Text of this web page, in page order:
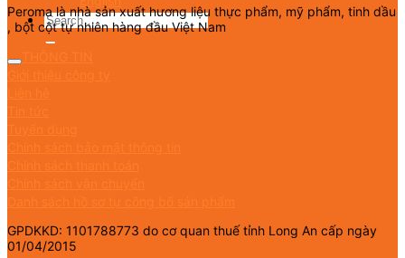
Peroma là nhà sản xuất hương liệu thực phẩm, mỹ phẩm, tinh dầu
, bột cột tự nhiên hàng đầu Việt Nam
GPDKKD: 1101788773 do cơ quan thuế tỉnh Long An cấp ngày
01/04/2015